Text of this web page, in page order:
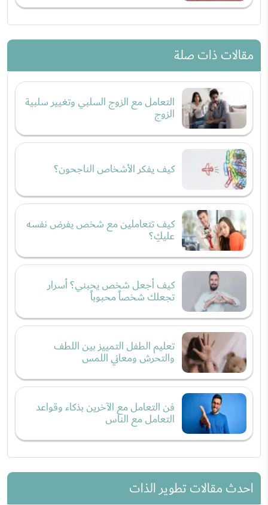
مقالات ذات صلة
التعامل مع الزوج السلبي وتغيير سلبية
الزوج
كيف يفكر الأشخاص الناجحون؟
كيف تتعاملين مع شخص يفرض نفسه
عليكِ؟
كيف أجعل شخص يحبني؟ أسرار
تجعلك شخصاً محبوباً
تعليم الطفل التمييز بين اللطف
والتحرش ومعاني اللمس
فن التعامل مع الآخرين بذكاء وقواعد
التعامل مع الناس
احدث مقالات تطوير الذات